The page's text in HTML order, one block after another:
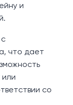
и
что дает
со